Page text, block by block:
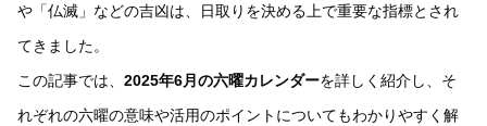
や「仏滅」などの吉凶は、日取りを決める上で重要な指標とされ
てきました。
この記事では、 2025年6月の六曜カレンダーを詳しく紹介し、そ
れぞれの六曜の意味や活用のポイントについてもわかりやすく解